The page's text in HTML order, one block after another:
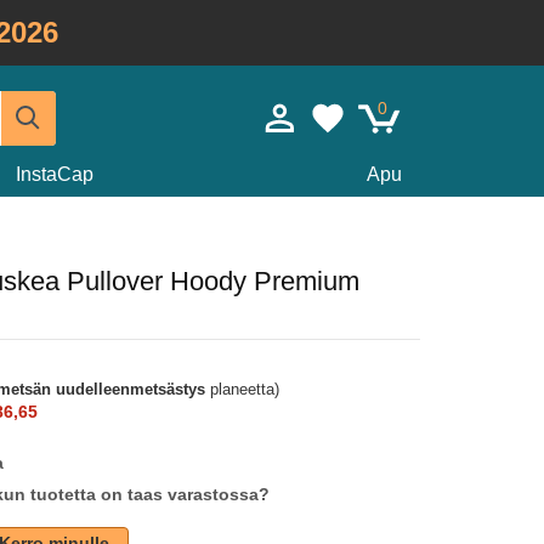
0
InstaCap Apu
Pullover Hoody Premium
uudelleenmetsästys planeetta)
tuotetta on taas varastossa?